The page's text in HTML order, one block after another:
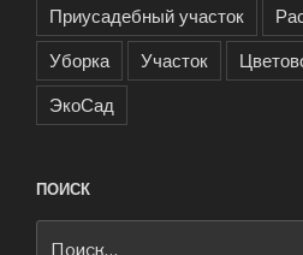
Приусадебный участок
Уборка
Участок
ЭкоСад
ПОИСК